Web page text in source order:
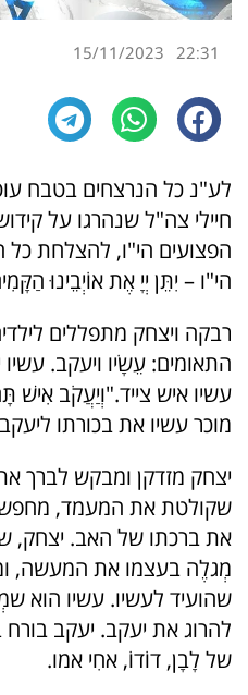
22:31
15/11/2023
לע"נ כל הנרצחים בטבח
חיילי צה"ל שנהרגו על
הפצועים הי"ו, להצלחת כל
הי"ו – יִתֵּן יְיָ אֶת אוֹיְבֵינוּ
רבקה ויצחק מתפללים
התאומים: עֵשָׂיו ויעקב.
עשיו איש צייד."וְיַעֲקֹב
מוכר עשיו את בכורתו
יצחק מזדקן ומבקש לברך
שקולטת את המעמד,
את ברכתו של האב. יצחק,
מְגלֶה בעצמו את המעשה,
שהועיד לעשיו. עשיו הוא
להרוג את יעקב. יעקב בורח
של לָבָן, דוֹדוֹ, אחִי אמו.